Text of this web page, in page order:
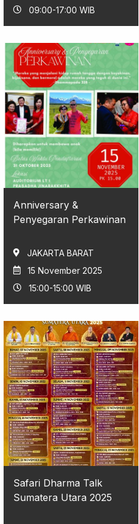
09:00-17:00 WIB
Anniversary &
Penyegaran Perkawinan
JAKARTA BARAT
15 November 2025
15:00-15:00 WIB
Safari Dharma Talk
Sumatera Utara 2025